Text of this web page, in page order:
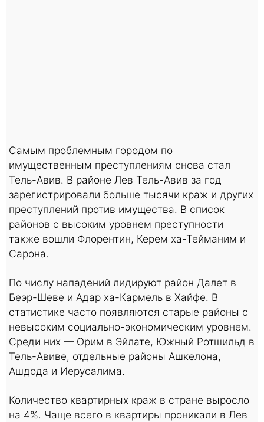
Самым проблемным городом по
имущественным преступлениям снова стал
Тель-Авив. В районе Лев Тель-Авив за год
зарегистрировали больше тысячи краж и других
преступлений против имущества. В список
районов с высоким уровнем преступности
также вошли Флорентин, Керем ха-Тейманим и
Сарона.
По числу нападений лидируют район Далет в
Беэр-Шеве и Адар ха-Кармель в Хайфе. В
статистике часто появляются старые районы с
невысоким социально-экономическим уровнем.
Среди них — Орим в Эйлате, Южный Ротшильд в
Тель-Авиве, отдельные районы Ашкелона,
Ашдода и Иерусалима.
Количество квартирных краж в стране выросло
на 4%. Чаще всего в квартиры проникали в Лев